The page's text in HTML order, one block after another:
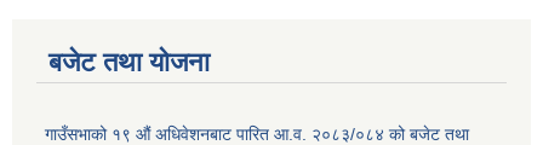
बजेट तथा याेजना
गाउँसभाको १९ औं अधिवेशनबाट पारित आ.व. २०८३/०८४ को बजेट तथा